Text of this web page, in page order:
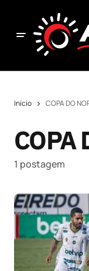
Início COPA DO
COPA
1 postagem